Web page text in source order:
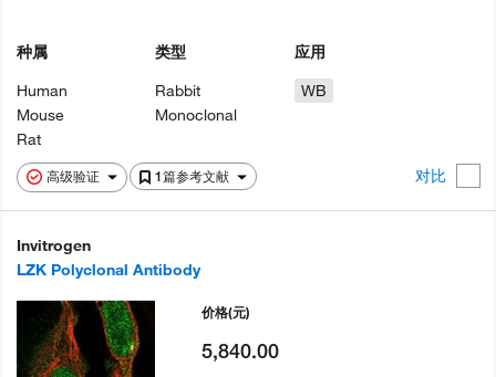
高级验证 1篇参考文献 对比
种属
Human
Mouse
Rat
类型
Rabbit
Monoclonal
应用
WB
Invitrogen
LZK Polyclonal Antibody
价格(元)
5,840.00